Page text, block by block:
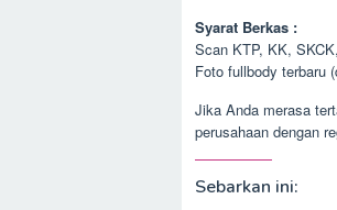
Syarat Berkas :
Scan KTP, KK,
Foto fullbody terbaru
Jika Anda merasa
perusahaan dengan
Sebarkan ini: